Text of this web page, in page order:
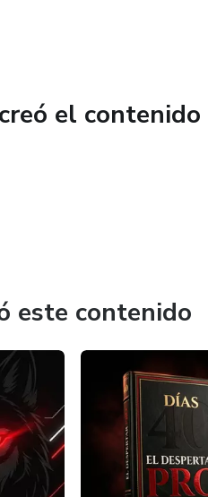
el contenido
este contenido